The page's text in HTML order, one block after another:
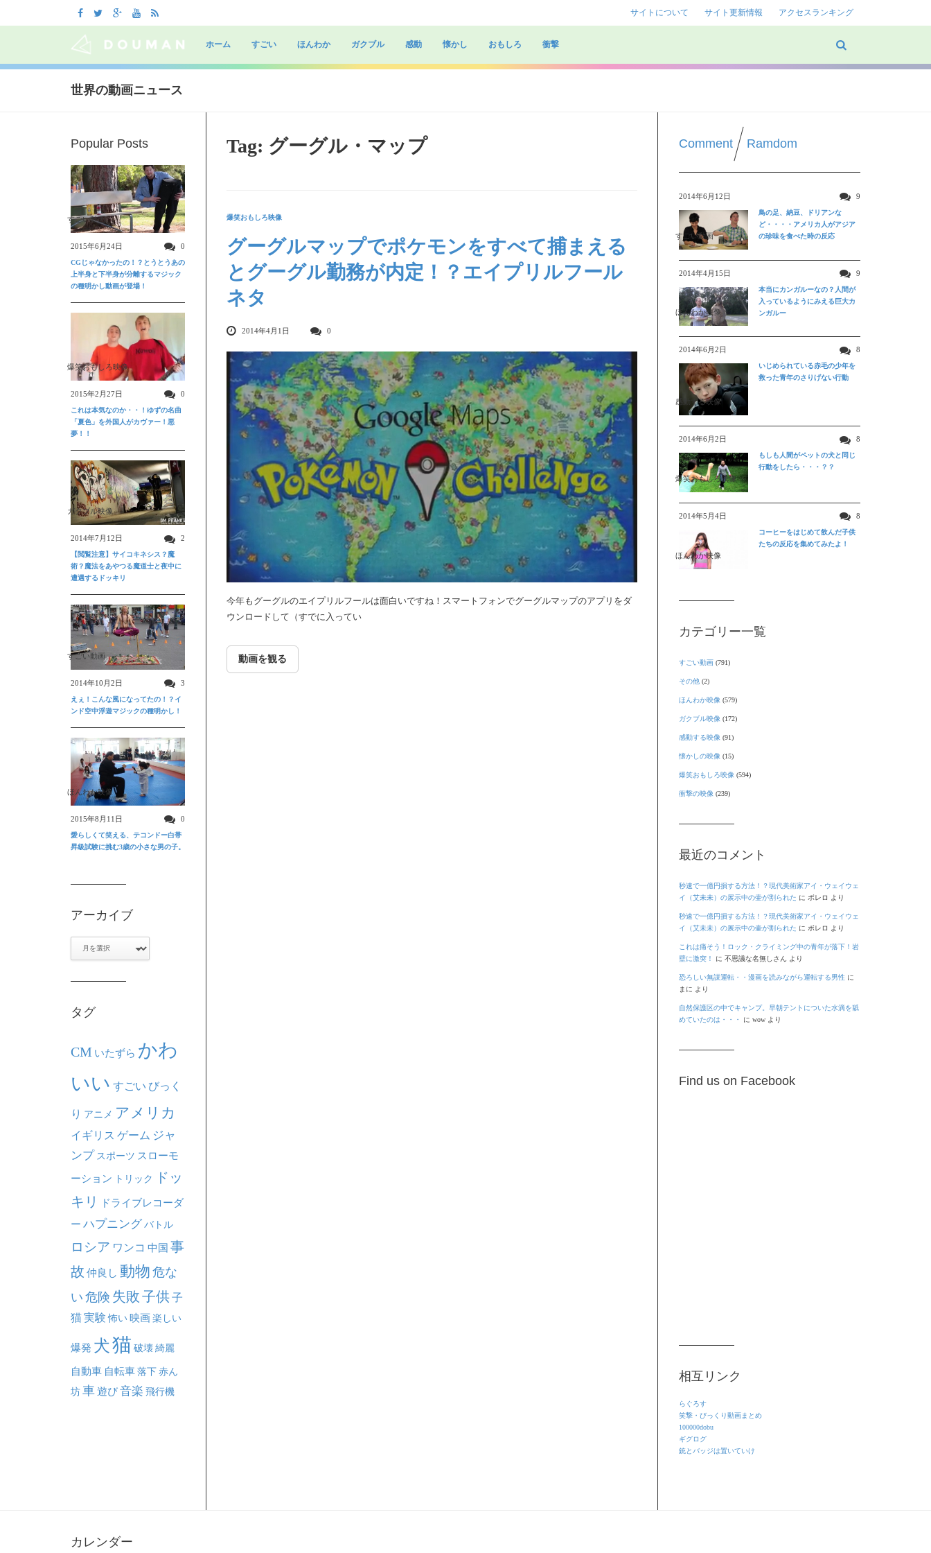
サイトについて サイト更新情報 アクセスランキング
to
ホーム すごい ほんわか ガクブル 感動 懐かし おもしろ 衝撃
世界の動画ニュース
Tag: グーグル・マップ
爆笑おもしろ映像
グーグルマップでポケモンをすべて捕まえる
とグーグル勤務が内定！？エイプリルフール
ネタ
2014年4月1日 0
今年もグーグルのエイプリルフールは面白いですね！スマートフォンでグーグルマップのアプリをダ
ウンロードして（すでに入ってい
動画を観る
Comment Ramdom
2014年6月12日 9
すごい動画
鳥の足、納豆、ドリアンな
ど・・・・アメリカ人がアジア
の珍味を食べた時の反応
2014年4月15日 9
ほんわか映像
本当にカンガルーなの？人間が
入っているようにみえる巨大カ
ンガルー
2014年6月2日 8
感動する映像
いじめられている赤毛の少年を
救った青年のさりげない行動
2014年6月2日 8
爆笑おもしろ映像
もしも人間がペットの犬と同じ
行動をしたら・・・？？
2014年5月4日 8
ほんわか映像
コーヒーをはじめて飲んだ子供
たちの反応を集めてみたよ！
カテゴリー一覧
すごい動画 (791)
その他 (2)
ほんわか映像 (579)
ガクブル映像 (172)
感動する映像 (91)
懐かしの映像 (15)
爆笑おもしろ映像 (594)
衝撃の映像 (239)
最近のコメント
秒速で一億円損する方法！？現代美術家アイ・ウェイウェ
イ（艾未未）の展示中の壷が割られた に ボレロ より
秒速で一億円損する方法！？現代美術家アイ・ウェイウェ
イ（艾未未）の展示中の壷が割られた に ボレロ より
これは痛そう！ロック・クライミング中の青年が落下！岩
壁に激突！
に 不思議な名無しさん より
恐ろしい無謀運転・・漫画を読みながら運転する男性に
まに より
自然保護区の中でキャンプ。早朝テントについた水滴を舐
めていたのは・・・
に wowより
Find us on Facebook
相互リンク
らぐろす
笑撃・びっくり動画まとめ
100000dobu
ギグログ
銃とバッジは置いていけ
Popular Posts
すごい動画
2015年6月24日 0
CGじゃなかったの！？とうとうあの
上半身と下半身が分離するマジック
の種明かし動画が登場！
爆笑おもしろ映像
2015年2月27日 0
これは本気なのか・・！ゆずの名曲
「夏色」を外国人がカヴァー！悪
夢！！
ガクブル映像
2014年7月12日 2
【閲覧注意】サイコキネシス？魔
術？魔法をあやつる魔道士と夜中に
遭遇するドッキリ
すごい動画
2014年10月2日 3
えぇ！こんな風になってたの！？イ
ンド空中浮遊マジックの種明かし！
ほんわか映像
2015年8月11日 0
愛らしくて笑える、テコンドー白帯
昇級試験に挑む3歳の小さな男の子。
アーカイブ
タグ
CM いたずら かわ
いい すごい びっく
り アニメ アメリカ
イギリス ゲーム ジャ
ンプ スポーツ スローモ
ーション トリック
ドッ
キリ
ドライブレコーダ
ー ハプニング バトル
ロシア ワンコ 中国 事
故 仲良し 動物 危な
い 危険 失敗子供子
猫実験 怖い映画楽しい
爆発 犬猫 破壊綺麗
自動車 自転車落下赤ん
坊車遊び音楽 飛行機
カレンダー